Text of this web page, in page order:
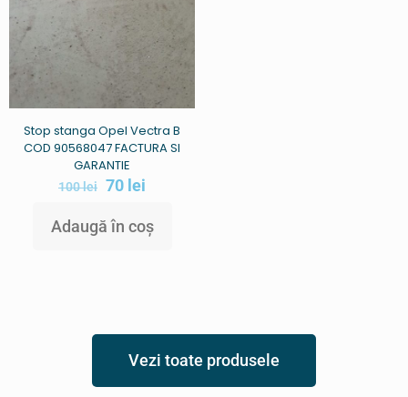
Stop stanga Opel Vectra B
COD 90568047 FACTURA SI
GARANTIE
100lei 70 lei
Adaugă în coș
Vezi toate produsele